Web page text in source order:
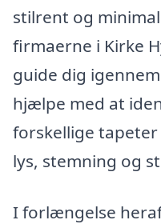
stilrent og
firmaerne i Kirke
guide dig
hjælpe med at
forskellige
lys, stemning og
I forlængelse